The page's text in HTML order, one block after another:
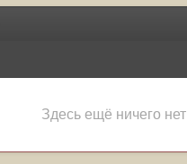
Здесь ещё ничего нет